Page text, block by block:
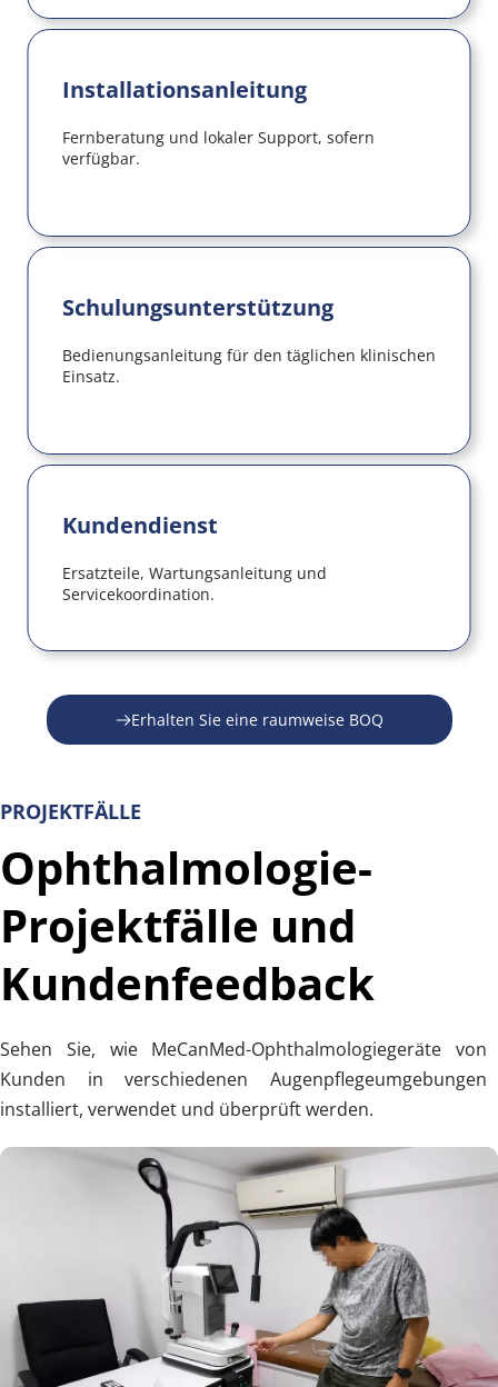
Installationsanleitung
Fernberatung und lokaler Support, sofern
verfügbar.
Schulungsunterstützung
Bedienungsanleitung für den täglichen klinischen
Einsatz.
Kundendienst
Ersatzteile, Wartungsanleitung und
Servicekoordination.
Erhalten Sie eine raumweise BOQ
PROJEKTFÄLLE
Ophthalmologie-
Projektfälle und
Kundenfeedback
Sehen Sie, wie MeCanMed-Ophthalmologiegeräte von
Kunden in verschiedenen Augenpflegeumgebungen
installiert, verwendet und überprüft werden.